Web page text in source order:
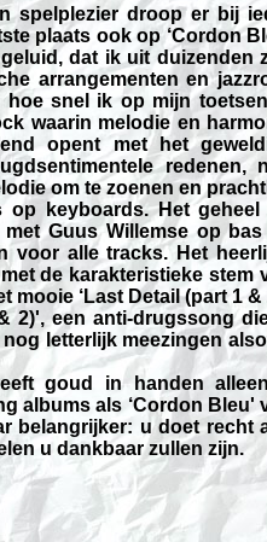
spelplezier droop er bij
plaats ook op ‘Cordon
dat ik uit duizenden
arrangementen en
hoe snel ik op mijn
waarin melodie en
opent met het
redenen,
om te zoenen en
op keyboards. Het geheel
Guus Willemse op bas
voor alle tracks. Het
de karakteristieke stem
mooie ‘Last Detail (part 1 &
2)', een anti-drugssong
letterlijk meezingen
goud in handen
albums als ‘Cordon Bleu'
belangrijker: u doet recht
u dankbaar zullen zijn.